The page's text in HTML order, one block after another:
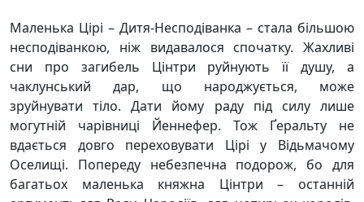
Маленька Цірі – Дитя-Несподіванка – стала більшою
несподіванкою, ніж видавалося спочатку. Жахливі
сни про загибель Цінтри руйнують її душу, а
чаклунський дар, що народжується, може
зруйнувати тіло. Дати йому раду під силу лише
могутній чарівниці Йеннефер. Тож Ґеральту не
вдається довго переховувати Цірі у Відьмачому
Оселищі. Попереду небезпечна подорож, бо для
багатьох маленька княжна Цінтри – останній